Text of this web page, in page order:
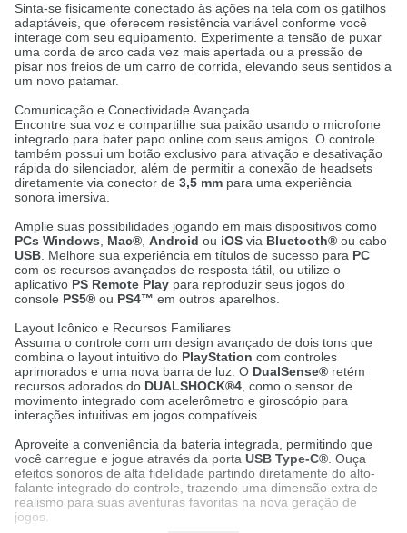
Sinta-se fisicamente conectado às ações na tela com os gatilhos
adaptáveis, que oferecem resistência variável conforme você
interage com seu equipamento Experimente a tensão de puxar
uma corda de arco cada vez mais apertada ou a pressão de
pisar nos freios de um carro de corrida, elevando seus sentidos a
um novo patamar.
Comunicação e Conectividade Avançada
Encontre sua voz e compartilhe sua paixão usando o microfone
integrado para bater papo online com seus amigos O controle
também possui um botão exclusivo para ativação e desativação
rápida do silenciador, além de permitir a conexão de headsets
diretamente via conector de 3,5 mm para uma experiência
sonora imersiva
Amplie suas possibilidades jogando em mais dispositivos como
PCs Windows
Mac® Android ou iOS via Bluetooth® ou cabo
USB Melhore sua experiência em títulos de sucesso para PC
com os recursos avançados de resposta tátil, ou utilize o
aplicativo PS Remote Play para reproduzir seus jogos do
console PS5® ou PS4™ em outros aparelhos
Layout Icônico e Recursos Familiares
Assuma o controle com um design avançado de dois tons que
combina o layout intuitivo do PlayStation com controles
aprimorados e uma nova barra de luz O DualSense® retém
recursos adorados do DUALSHOCK®4 , como o sensor de
movimento integrado com acelerômetro e giroscópio para
interações intuitivas em jogos compatíveis
Aproveite a conveniência da bateria integrada, permitindo que
você carregue e jogue através da porta USB Type-C® Ouça
efeitos sonoros de alta fidelidade partindo diretamente do alto-
falante integrado do controle, trazendo uma dimensão extra de
realismo para suas aventuras favoritas na nova geração de
jogos